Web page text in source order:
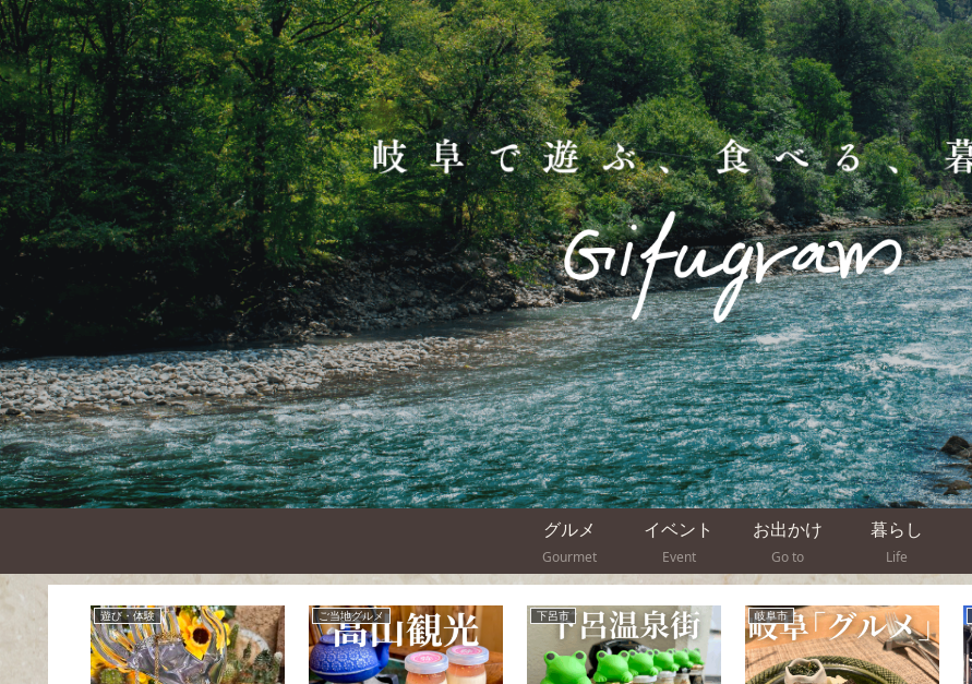
グルメ
Gourmet
イベント
Event
お出かけ
Go to
暮らし
Life
遊び・体験 ご当地グルメ 下呂市 岐阜市